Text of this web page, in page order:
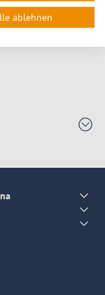
ablehnen